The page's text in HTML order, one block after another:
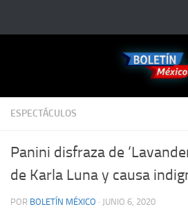
ESPECTÁCULOS
Panini disfraza de
de Karla Luna y causa
POR BOLETÍN MÉXICO · JUNIO 6, 2020